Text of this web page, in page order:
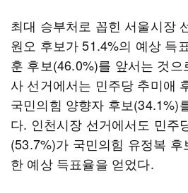
최대 승부처로 꼽힌 서울시장
원오 후보가 51.4%의 예상 득
훈 후보(46.0%)를 앞서는 것
사 선거에서는 민주당 추미애
국민의힘 양향자 후보(34.1%)
다. 인천시장 선거에서도 민주
(53.7%)가 국민의힘 유정복 후
한 예상 득표율을 얻었다.